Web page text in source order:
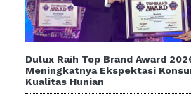
Dulux Raih Top Brand Award
Meningkatnya Ekspektasi
Kualitas Hunian